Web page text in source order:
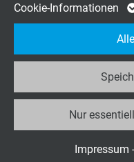
Zweck
2 Jahre
Cookie-Informationen
Nur
Impressum
CATLine SPE Rugged
Innen- und